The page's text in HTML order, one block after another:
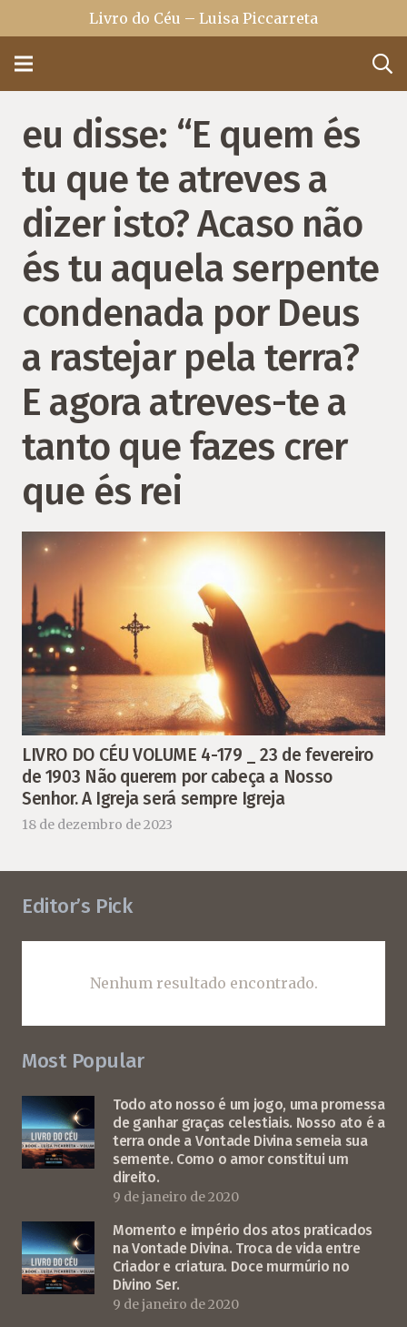
Livro do Céu – Luisa Piccarreta
eu disse: “E quem és
tu que te atreves a
dizer isto? Acaso não
és tu aquela serpente
condenada por Deus
a rastejar pela terra?
E agora atreves-te a
tanto que fazes crer
que és rei
LIVRO DO CÉU VOLUME 4-179 _ 23 de fevereiro
de 1903 Não querem por cabeça a Nosso
Senhor. A Igreja será sempre Igreja
18 de dezembro de 2023
Editor’s Pick
Nenhum resultado encontrado.
Most Popular
Todo ato nosso é um jogo, uma promessa
de ganhar graças celestiais. Nosso ato é a
terra onde a Vontade Divina semeia sua
semente. Como o amor constitui um
direito.
9 de janeiro de 2020
Momento e império dos atos praticados
na Vontade Divina. Troca de vida entre
Criador e criatura. Doce murmúrio no
Divino Ser.
9 de janeiro de 2020